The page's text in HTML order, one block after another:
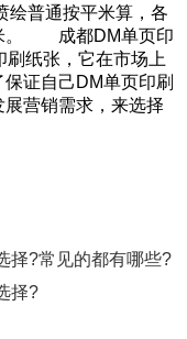
绘普通按平米算，各
。 成都DM单页印
张，它在市场上
保证自己DM单页印刷
展营销需求，来选择
择?常见的都有哪些?
择?